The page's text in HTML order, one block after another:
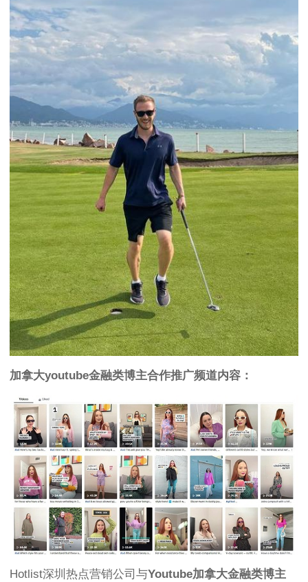
加拿大youtube金融类博主合作推广频道内容：
Hotlist深圳热点营销公司与Youtube加拿大金融类博主